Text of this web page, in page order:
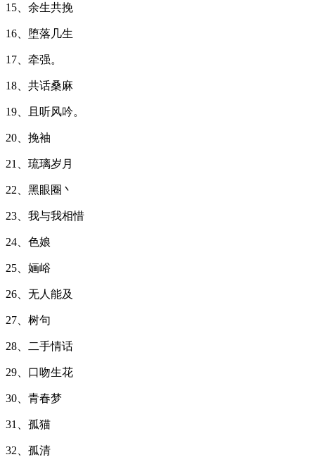
15、余生共挽
16、堕落几生
17、牵强。
18、共话桑麻
19、且听风吟。
20、挽袖
21、琉璃岁月
22、黑眼圈丶
23、我与我相惜
24、色娘
25、婳峪
26、无人能及
27、树句
28、二手情话
29、口吻生花
30、青春梦
31、孤猫
32、孤清